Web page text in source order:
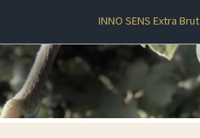
INNO SENS Extra Brut